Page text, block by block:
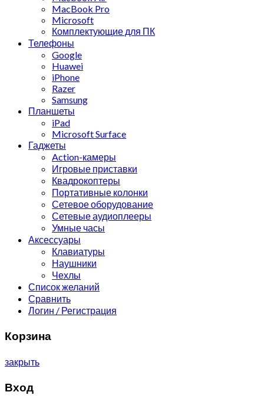
MacBook Pro
Microsoft
Комплектующие для ПК
Телефоны
Google
Huawei
iPhone
Razer
Samsung
Планшеты
iPad
Microsoft Surface
Гаджеты
Action-камеры
Игровые приставки
Квадрокоптеры
Портативные колонки
Сетевое оборудование
Сетевые аудиоплееры
Умные часы
Аксессуары
Клавиатуры
Наушники
Чехлы
Список желаний
Сравнить
Логин / Регистрация
Корзина
закрыть
Вход